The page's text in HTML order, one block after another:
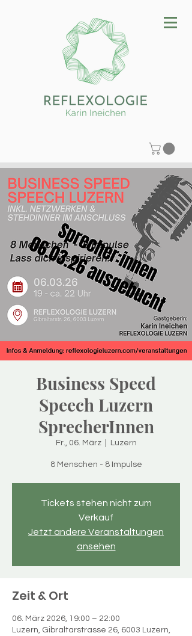
Business Speed
Speech Luzern
SprecherInnen
Fr., 06. März
  |
Luzern
8 Menschen - 8 Impulse
Tickets stehen nicht zum
Verkauf
Jetzt andere Veranstaltungen
ansehen
Zeit & Ort
06. März 2026, 19:00 – 22:00
Luzern, Gibraltarstrasse 26, 6003 Luzern,